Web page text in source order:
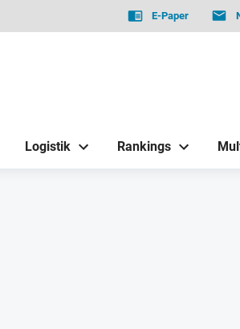
E-Paper
Logistik Rankings